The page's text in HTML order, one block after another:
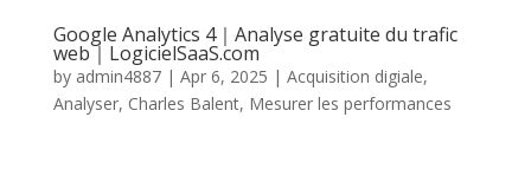
Google Analytics 4｜Analyse gratuite du trafic
web｜LogicielSaaS.com
by admin4887| Apr 6, 2025 | Acquisition digiale,
Analyser, Charles Balent, Mesurer les performances